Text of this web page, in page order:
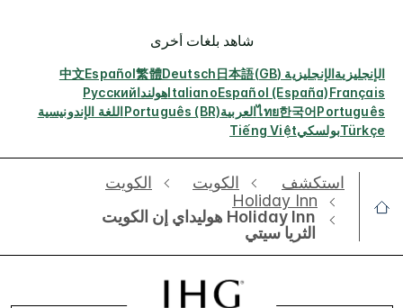
شاهد بلغات أخرى
الإنجليزيةالإنجليزية (GB) 日本語
Deutsch
繁體
Español
中文
Français
Español (España)
ItalianoهولنداРусский
Português
한국어
ไทยالعربيةPortuguês (BR)اللغة الإندونيسية
TürkçeبولسكيTiếng Việt
استكشف الكويت
الكويت
Holiday Inn
Holiday Inn هوليداي إن الكويت
الثريا سيتي